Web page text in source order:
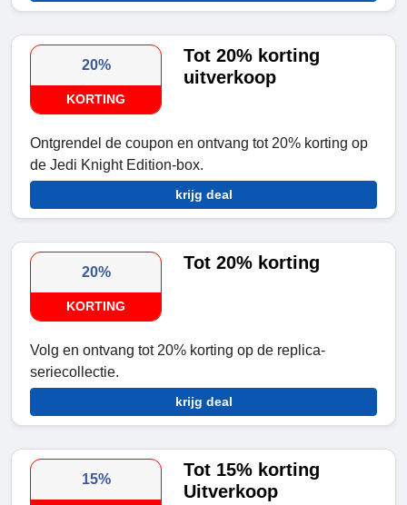
20%
KORTING
Tot 20% korting
uitverkoop
Ontgrendel de coupon en ontvang tot 20% korting op
de Jedi Knight Edition-box.
krijg deal
20%
KORTING
Tot 20% korting
Volg en ontvang tot 20% korting op de replica-
seriecollectie.
krijg deal
15%
Tot 15% korting
Uitverkoop